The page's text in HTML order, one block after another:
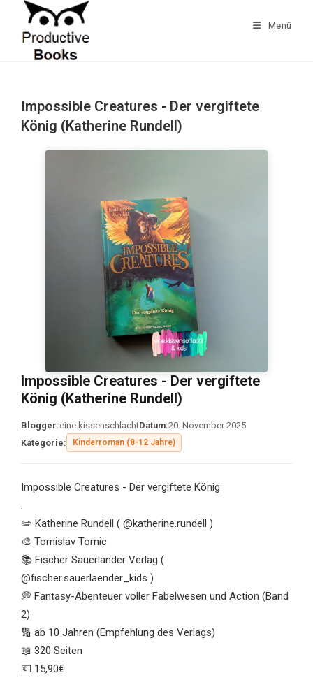
springen
Menü
Impossible Creatures - Der vergiftete
König (Katherine Rundell)
Impossible Creatures - Der vergiftete
König (Katherine Rundell)
Blogger:eine.kissenschlachtDatum:20. November 2025
Kategorie:
Kinderroman (8-12 Jahre)
Impossible Creatures - Der vergiftete König
.
✏️ Katherine Rundell ( @katherine.rundell )
🎨 Tomislav Tomic
📚 Fischer Sauerländer Verlag (
@fischer.sauerlaender_kids )
💭 Fantasy-Abenteuer voller Fabelwesen und Action (Band
2)
🔢 ab 10 Jahren (Empfehlung des Verlags)
📖 320 Seiten
💶 15,90€